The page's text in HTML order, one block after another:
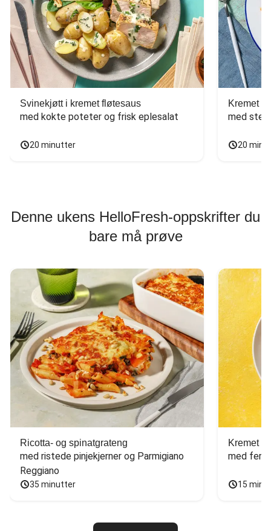
Svinekjøtt i kremet fløtesaus
med kokte poteter og frisk eplesalat
20 minutter
Kremet
med
20
Denne ukens HelloFresh-oppskrifter du
bare må prøve
Ricotta- og spinatgrateng
med ristede pinjekjerner og Parmigiano
Reggiano
35 minutter
Kremet
med
15